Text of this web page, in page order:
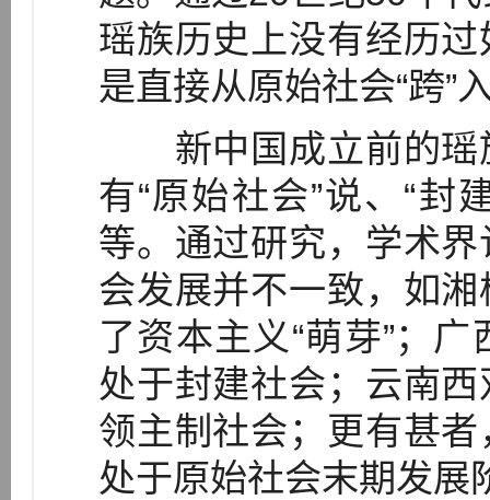
瑶族历史上没有经历
是直接从原始社会“跨”
新中国成立前的瑶
有“原始社会”说、“封
等。通过研究，学术
会发展并不一致，如
了资本主义“萌芽”；
处于封建社会；云南
领主制社会；更有甚
处于原始社会末期发展